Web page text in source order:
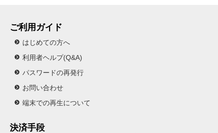
ご利用ガイド
はじめての方へ
利用者ヘルプ(Q&A)
パスワードの再発行
お問い合わせ
端末での再生について
決済手段